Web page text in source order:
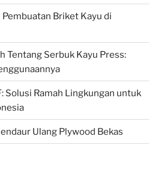
Briket Kayu di
Tentang Serbuk Kayu Press:
Solusi Ramah Lingkungan untuk
Ulang Plywood Bekas